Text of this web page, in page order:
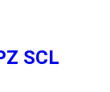
SCL